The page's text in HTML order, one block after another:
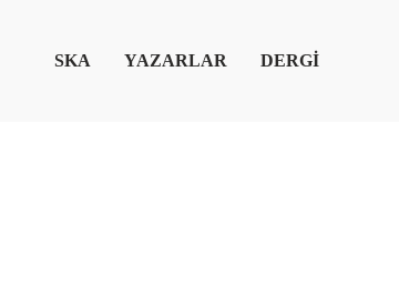
SKA YAZARLAR DERGİ